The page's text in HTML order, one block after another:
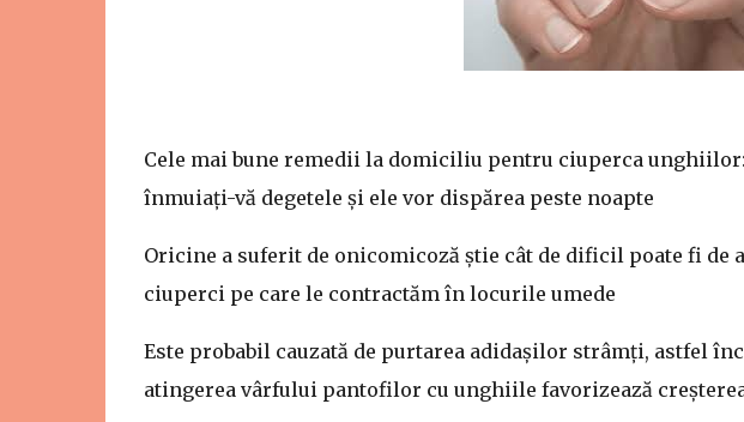
Cele mai bune remedii la domiciliu pentru ciuperca
înmuiați-vă degetele și ele vor dispărea peste noapte
Oricine a suferit de onicomicoză știe cât de dificil poate fi de
ciuperci pe care le contractăm în locurile umede
Este probabil cauzată de purtarea adidașilor strâmți, astfel
atingerea vârfului pantofilor cu unghiile favorizează